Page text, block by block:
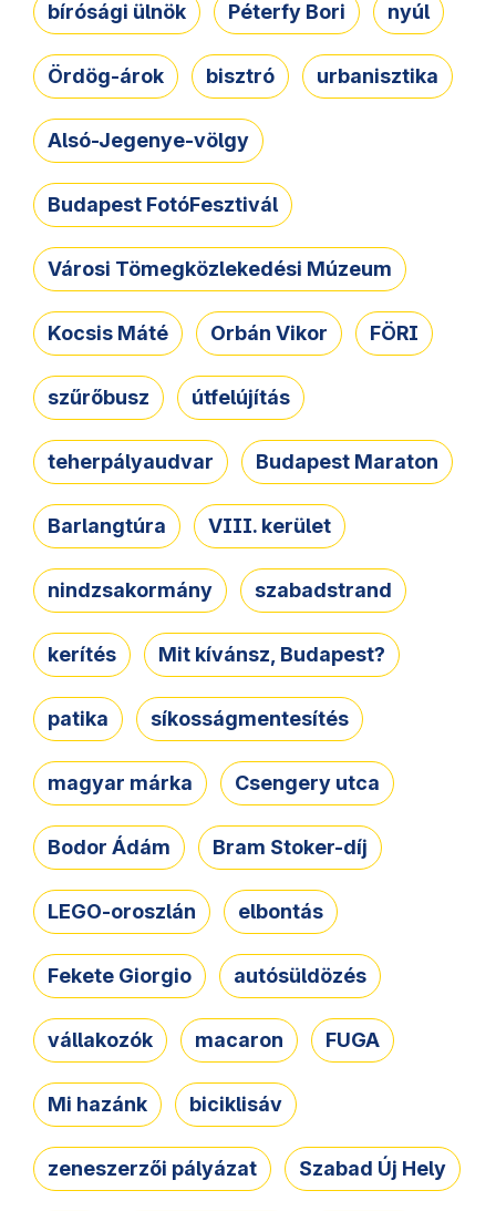
bírósági ülnök Péterfy Bori nyúl
Ördög-árok bisztró urbanisztika
Alsó-Jegenye-völgy
Budapest FotóFesztivál
Városi Tömegközlekedési Múzeum
Kocsis Máté Orbán Vikor FÖRI
szűrőbusz útfelújítás
teherpályaudvar Budapest Maraton
Barlangtúra VIII. kerület
nindzsakormány szabadstrand
kerítés Mit kívánsz, Budapest?
patika síkosságmentesítés
magyar márka Csengery utca
Bodor Ádám Bram Stoker-díj
LEGO-oroszlán elbontás
Fekete Giorgio autósüldözés
vállakozók macaron FUGA
Mi hazánk biciklisáv
zeneszerzői pályázat Szabad Új Hely